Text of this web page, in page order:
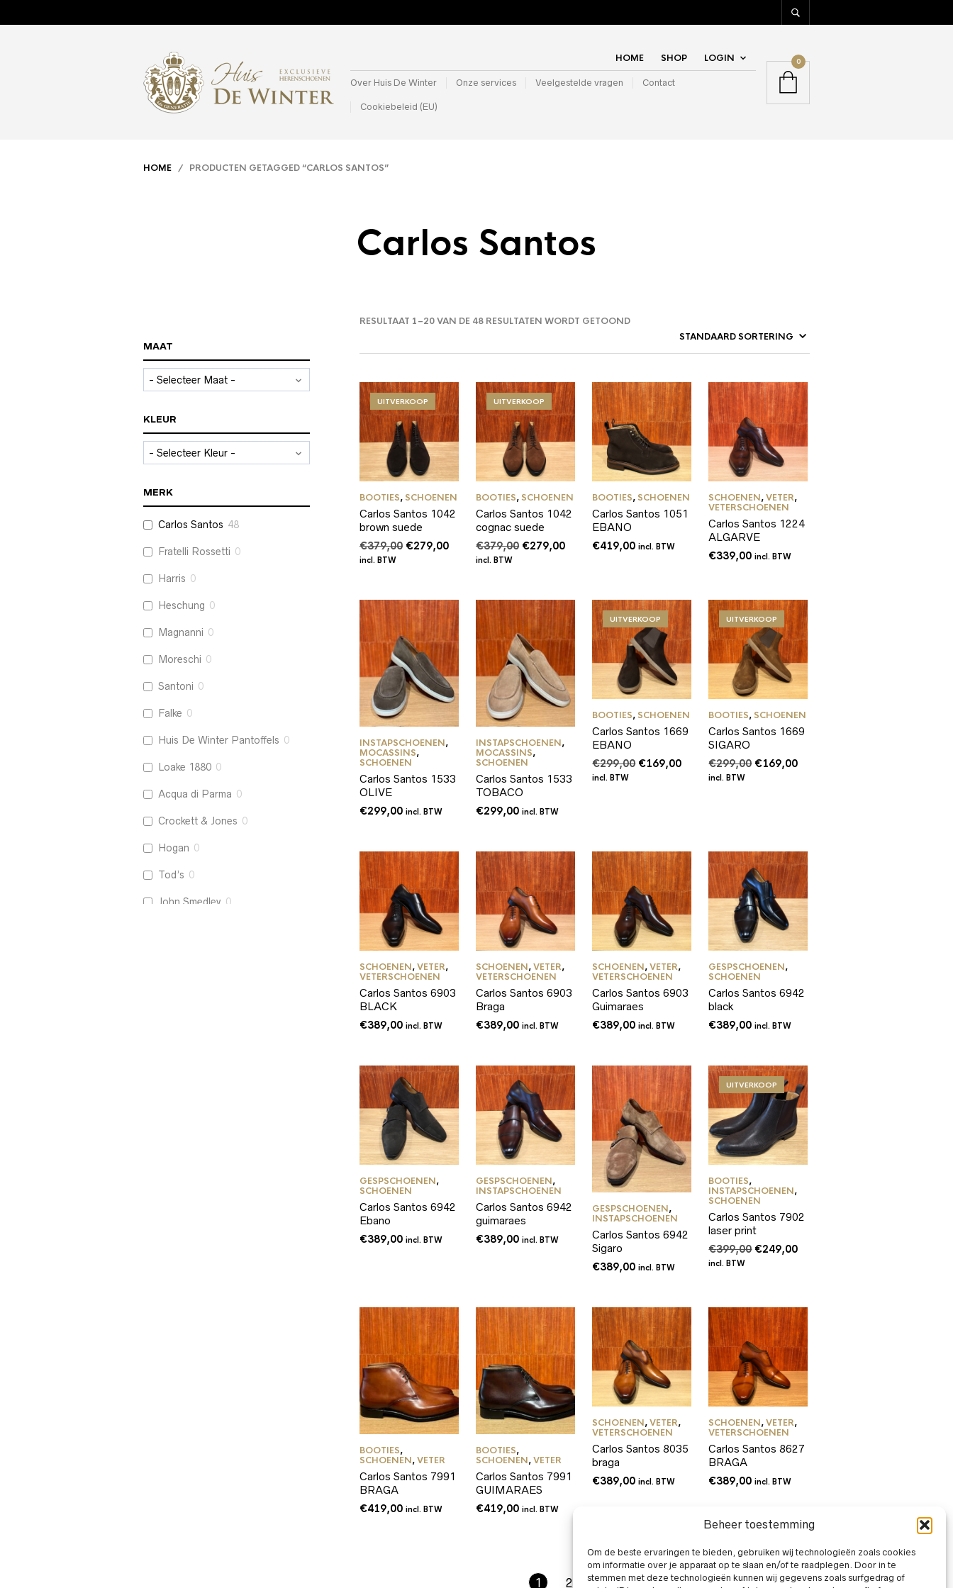
Beheer toestemming
Om de beste ervaringen te bieden, gebruiken wij technologieën zoals cookies
om informatie over je apparaat op te slaan en/of te raadplegen. Door in te
stemmen met deze technologieën kunnen wij gegevens zoals surfgedrag of
HOME SHOP LOGIN
Over Huis De Winter Onze services Veelgestelde vragen Contact
Cookiebeleid (EU)
0
HOME / PRODUCTEN GETAGGED “CARLOS SANTOS”
Carlos Santos
RESULTAAT 1–20 VAN DE 48 RESULTATEN WORDT GETOOND
MAAT
KLEUR
MERK
Carlos Santos 48
Fratelli Rossetti 0
Harris 0
Heschung 0
Magnanni 0
Moreschi 0
Santoni 0
Falke 0
Huis De Winter Pantoffels 0
Loake 1880 0
Acqua di Parma 0
Crockett & Jones 0
Hogan 0
Tod’s 0
John Smedley 0
UITVERKOOP
BOOTIES, SCHOENEN
Carlos Santos 1042
brown suede
€379,00 Oorspronkelijke
€279,00Huidige
incl. BTW
UITVERKOOP
BOOTIES, SCHOENEN
Carlos Santos 1042
cognac suede
€379,00 Oorspronkelijke
€279,00Huidige
incl. BTW
BOOTIES, SCHOENEN
Carlos Santos 1051
EBANO
€419,00 incl. BTW
SCHOENEN,VETER,
VETERSCHOENEN
Carlos Santos 1224
ALGARVE
€339,00 incl. BTW
INSTAPSCHOENEN,
MOCASSINS,
SCHOENEN
Carlos Santos 1533
OLIVE
€299,00 incl. BTW
INSTAPSCHOENEN,
MOCASSINS,
SCHOENEN
Carlos Santos 1533
TOBACO
€299,00 incl. BTW
UITVERKOOP
BOOTIES, SCHOENEN
Carlos Santos 1669
EBANO
€299,00 Oorspronkelijke
€169,00Huidige
incl. BTW
UITVERKOOP
BOOTIES, SCHOENEN
Carlos Santos 1669
SIGARO
€299,00 Oorspronkelijke
€169,00Huidige
incl. BTW
SCHOENEN,VETER,
VETERSCHOENEN
Carlos Santos 6903
BLACK
€389,00 incl. BTW
SCHOENEN,VETER,
VETERSCHOENEN
Carlos Santos 6903
Braga
€389,00 incl. BTW
SCHOENEN,VETER,
VETERSCHOENEN
Carlos Santos 6903
Guimaraes
€389,00 incl. BTW
GESPSCHOENEN,
SCHOENEN
Carlos Santos 6942
black
€389,00 incl. BTW
GESPSCHOENEN,
SCHOENEN
Carlos Santos 6942
Ebano
€389,00 incl. BTW
GESPSCHOENEN,
INSTAPSCHOENEN
Carlos Santos 6942
guimaraes
€389,00 incl. BTW
GESPSCHOENEN,
INSTAPSCHOENEN
Carlos Santos 6942
Sigaro
€389,00 incl. BTW
UITVERKOOP
BOOTIES,
INSTAPSCHOENEN,
SCHOENEN
Carlos Santos 7902
laser print
€399,00 Oorspronkelijke
€249,00Huidige
incl. BTW
BOOTIES,
SCHOENEN,VETER
Carlos Santos 7991
BRAGA
€419,00 incl. BTW
BOOTIES,
SCHOENEN,VETER
Carlos Santos 7991
GUIMARAES
€419,00 incl. BTW
SCHOENEN,VETER,
VETERSCHOENEN
Carlos Santos 8035
braga
€389,00 incl. BTW
SCHOENEN,VETER,
VETERSCHOENEN
Carlos Santos 8627
BRAGA
€389,00 incl. BTW
1 2 3